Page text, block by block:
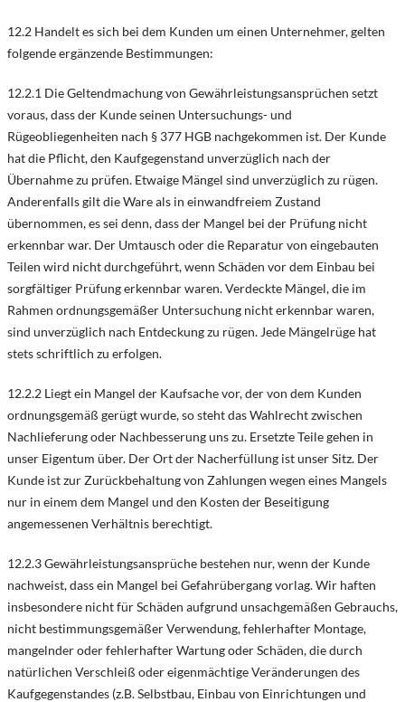
12.2 Handelt es sich bei dem Kunden um einen Unternehmer, gelten
folgende ergänzende Bestimmungen:
12.2.1 Die Geltendmachung von Gewährleistungsansprüchen setzt
voraus, dass der Kunde seinen Untersuchungs- und
Rügeobliegenheiten nach § 377 HGB nachgekommen ist. Der Kunde
hat die Pflicht, den Kaufgegenstand unverzüglich nach der
Übernahme zu prüfen. Etwaige Mängel sind unverzüglich zu rügen.
Anderenfalls gilt die Ware als in einwandfreiem Zustand
übernommen, es sei denn, dass der Mangel bei der Prüfung nicht
erkennbar war. Der Umtausch oder die Reparatur von eingebauten
Teilen wird nicht durchgeführt, wenn Schäden vor dem Einbau bei
sorgfältiger Prüfung erkennbar waren. Verdeckte Mängel, die im
Rahmen ordnungsgemäßer Untersuchung nicht erkennbar waren,
sind unverzüglich nach Entdeckung zu rügen. Jede Mängelrüge hat
stets schriftlich zu erfolgen.
12.2.2 Liegt ein Mangel der Kaufsache vor, der von dem Kunden
ordnungsgemäß gerügt wurde, so steht das Wahlrecht zwischen
Nachlieferung oder Nachbesserung uns zu. Ersetzte Teile gehen in
unser Eigentum über. Der Ort der Nacherfüllung ist unser Sitz. Der
Kunde ist zur Zurückbehaltung von Zahlungen wegen eines Mangels
nur in einem dem Mangel und den Kosten der Beseitigung
angemessenen Verhältnis berechtigt.
12.2.3 Gewährleistungsansprüche bestehen nur, wenn der Kunde
nachweist, dass ein Mangel bei Gefahrübergang vorlag. Wir haften
insbesondere nicht für Schäden aufgrund unsachgemäßen Gebrauchs,
nicht bestimmungsgemäßer Verwendung, fehlerhafter Montage,
mangelnder oder fehlerhafter Wartung oder Schäden, die durch
natürlichen Verschleiß oder eigenmächtige Veränderungen des
Kaufgegenstandes (z.B. Selbstbau, Einbau von Einrichtungen und